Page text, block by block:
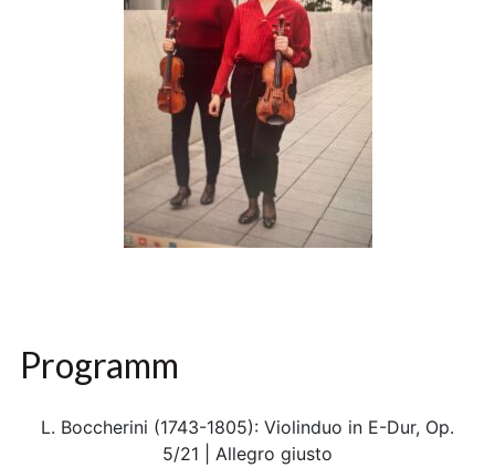
Programm
L. Boccherini (1743-1805): Violinduo in E-Dur, Op.
5/21 | Allegro giusto